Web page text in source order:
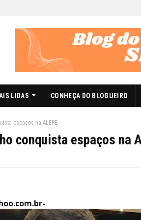
LIDAS CONHEÇA DO BLOGUEIRO
espaços na ALEPE
conquista espaços na